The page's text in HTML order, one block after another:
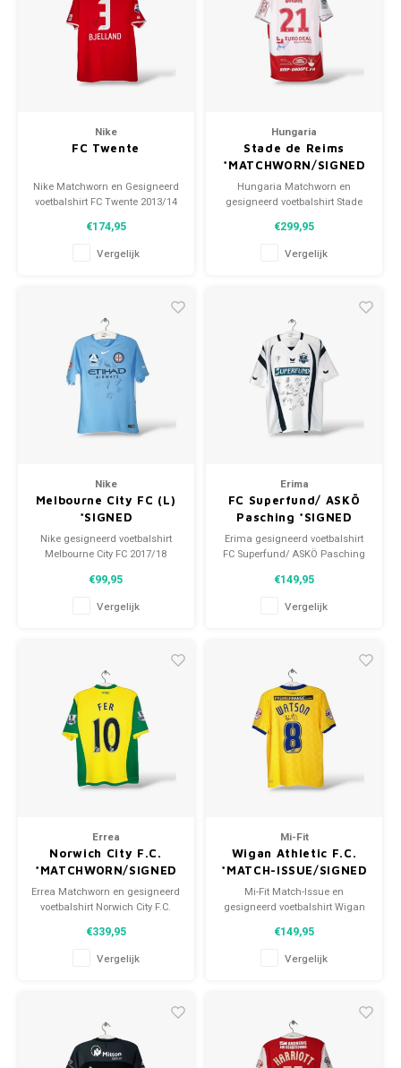
Nike
FC Twente
Nike Matchworn en Gesigneerd
voetbalshirt FC Twente 2013/14
(gebruikt)
€174,95
Vergelijk
Hungaria
Stade de Reims
*MATCHWORN/SIGNED
Hungaria Matchworn en
gesigneerd voetbalshirt Stade
(unisex) Conditie: 9/10
(gebruikt)
€299,95
Vergelijk
Nike
Melbourne City FC (L)
*SIGNED
Nike gesigneerd voetbalshirt
Melbourne City FC 2017/18
(gebruikt)
€99,95
Vergelijk
Erima
FC Superfund/ ASKÖ
Pasching *SIGNED
Erima gesigneerd voetbalshirt
FC Superfund/ ASKÖ Pasching
Conditie: 10/10 (nieuw)
€149,95
Vergelijk
Errea
Norwich City F.C.
*MATCHWORN/SIGNED
Errea Matchworn en gesigneerd
voetbalshirt Norwich City F.C.
Conditie: 9/10 (gebruikt)
€339,95
Vergelijk
Mi-Fit
Wigan Athletic F.C.
*MATCH-ISSUE/SIGNED
Mi-Fit Match-Issue en
gesigneerd voetbalshirt Wigan
(unisex) Conditie: 10/10
(gebruikt)
€149,95
Vergelijk